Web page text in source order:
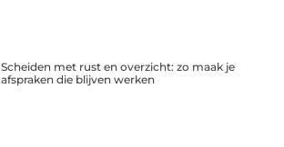
Scheiden met rust en overzicht: zo maak je
afspraken die blijven werken